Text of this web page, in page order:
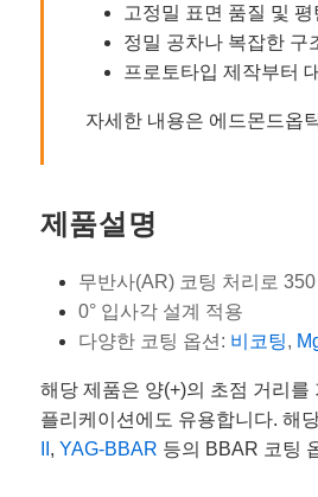
고정밀 표면 품질 및 평
정밀 공차나 복잡한 구
프로토타입 제작부터
자세한 내용은 에드몬드옵
제품설명
무반사(AR) 코팅 처리로
0° 입사각 설계 적용
다양한 코팅 옵션: 비코팅,
해당 제품은 양(+)의 초점 거리
플리케이션에도 유용합니다. 해
, YAG-BBAR 등의 BBAR 코팅